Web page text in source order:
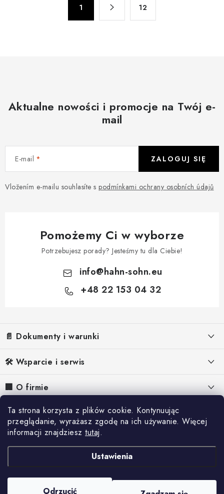
Ta strona korzysta z plików cookie. Kontynuując
przeglądanie, wyrażasz zgodę na ich używanie. Więcej
informacji znajdziesz tutaj.
Ustawienia
Odrzucić
1 12
Aktualne nowości i promocje na Twój e-
mail
E-mail
Vložením e-mailu souhlasíte s podmínkami ochrany osobních údajů
ZALOGUJ SIĘ
Pomożemy Ci w wyborze
Potrzebujesz porady? Jesteśmy tu dla Ciebie!
info@hahn-sohn.eu
+48 22 153 04 32
p
k
a
📄 Dokumenty i warunki
Polityka Prywatności
Polityka Cookies
Odstąpienie od umowy
Dostawa i płatność
🛠️ Wsparcie i serwis
FAQ – Często zadawane pytania
Instrukcje dotyczące osuszaczy
Reklamacja
Towar uszkodzony podczas transportu
🏢 O firmie
O nas
Dlaczego Hahn & Sohn
Kontakty
Oferty pracy
📰 Inspiracje i treści
Referencje
Blog
Katalog